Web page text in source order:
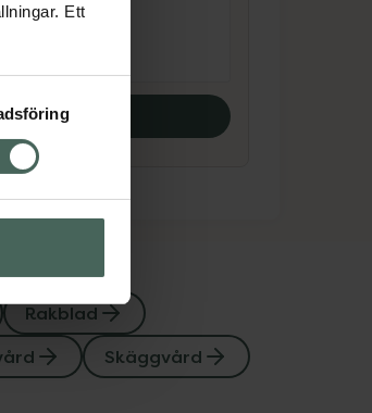
Ett
Pris online
båda
Rakblad
Skäggvård